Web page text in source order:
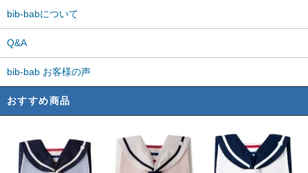
bib-babについて
Q&A
bib-bab お客様の声
おすすめ商品